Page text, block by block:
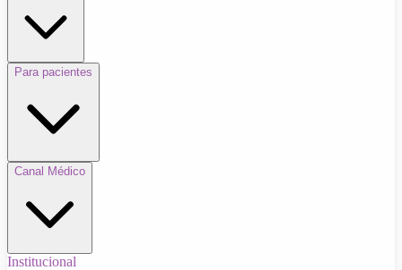
Para pacientes
Canal Médico
Institucional